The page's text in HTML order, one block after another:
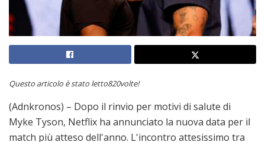
Questo articolo è stato letto820volte!
(Adnkronos) – Dopo il rinvio per motivi di salute di
Myke Tyson, Netflix ha annunciato la nuova data per il
match più atteso dell'anno. L'incontro attesissimo tra